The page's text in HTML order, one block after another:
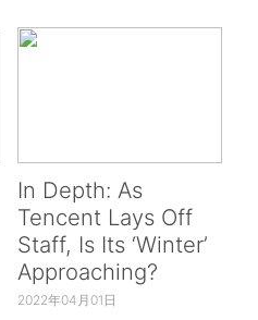
In Depth: As
Tencent Lays Off
Staff, Is Its ‘Winter’
Approaching?
2022年04月01日